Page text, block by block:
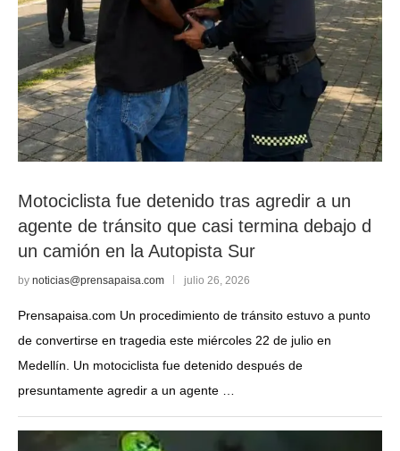
Motociclista fue detenido tras agredir a un
agente de tránsito que casi termina debajo d
un camión en la Autopista Sur
by noticias@prensapaisa.com julio 26, 2026
Prensapaisa.com Un procedimiento de tránsito estuvo a punto
de convertirse en tragedia este miércoles 22 de julio en
Medellín. Un motociclista fue detenido después de
presuntamente agredir a un agente …